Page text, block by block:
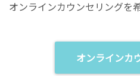
オンラインカウンセリングを
オンラインカ